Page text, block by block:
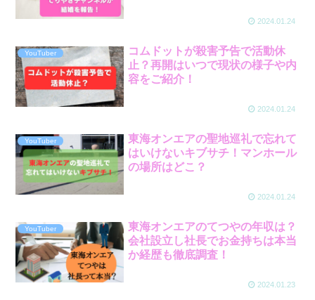
2024.01.24
YouTuber
コムドットが殺害予告で活動休
止？再開はいつで現状の様子や内
容をご紹介！
2024.01.24
YouTuber
東海オンエアの聖地巡礼で忘れて
はいけないキブサチ！マンホール
の場所はどこ？
2024.01.24
YouTuber
東海オンエアのてつやの年収は？
会社設立し社長でお金持ちは本当
か経歴も徹底調査！
2024.01.23